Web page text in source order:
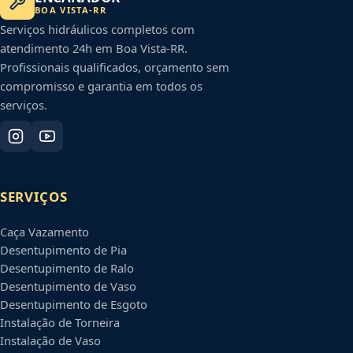
BOA VISTA-RR
Serviços hidráulicos completos com
atendimento 24h em Boa Vista-RR.
Profissionais qualificados, orçamento sem
compromisso e garantia em todos os
serviços.
SERVIÇOS
Caça Vazamento
Desentupimento de Pia
Desentupimento de Ralo
Desentupimento de Vaso
Desentupimento de Esgoto
Instalação de Torneira
Instalação de Vaso